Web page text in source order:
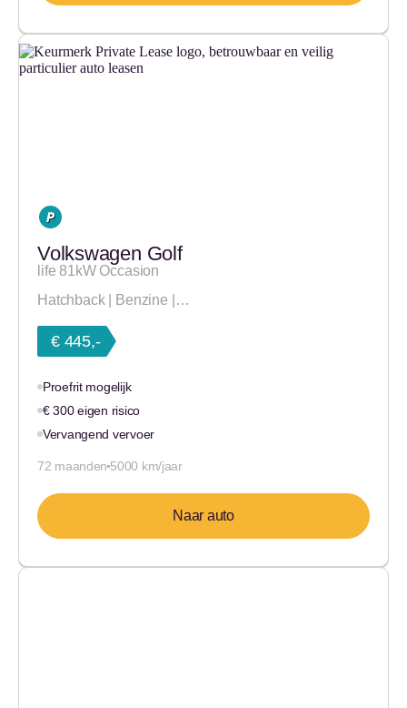
Volkswagen Golf
life 81kW Occasion
Hatchback | Benzine |…
€ 445,-
Proefrit mogelijk
€ 300 eigen risico
Vervangend vervoer
72 maanden 5000 km/jaar
Naar auto